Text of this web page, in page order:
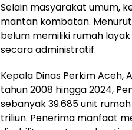
Selain masyarakat umum,
mantan kombatan.
belum memiliki rumah
secara administratif.
Kepala Dinas Perkim Aceh,
tahun 2008 hingga 2024,
sebanyak 39.685 unit
triliun. Penerima manfaat